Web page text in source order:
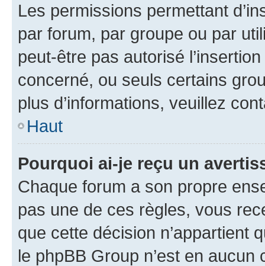
Les permissions permettant
par forum, par groupe ou par
peut-être pas autorisé
concerné, ou seuls certains
plus d’informations, veuillez
Haut
Pourquoi ai-je reçu un
Chaque forum a son propre
pas une de ces règles, vous
que cette décision n’appartient
le phpBB Group n’est en